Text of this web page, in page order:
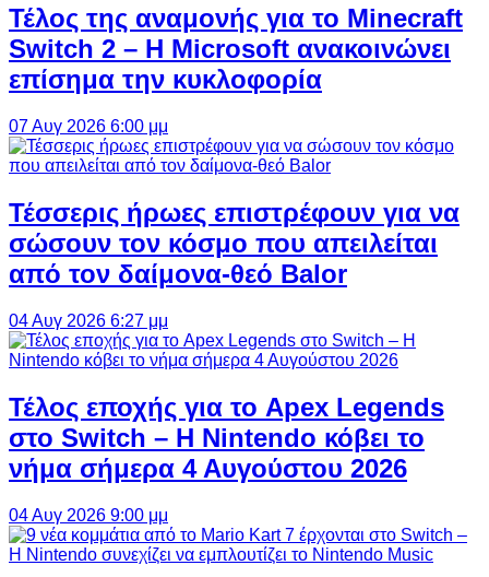
Τέλος της αναμονής για το Minecraft
Switch 2 – Η Microsoft ανακοινώνει
επίσημα την κυκλοφορία
07 Αυγ 2026 6:00 μμ
Τέσσερις ήρωες επιστρέφουν για να
σώσουν τον κόσμο που απειλείται
από τον δαίμονα-θεό Balor
04 Αυγ 2026 6:27 μμ
Τέλος εποχής για το Apex Legends
στο Switch – Η Nintendo κόβει το
νήμα σήμερα 4 Αυγούστου 2026
04 Αυγ 2026 9:00 μμ